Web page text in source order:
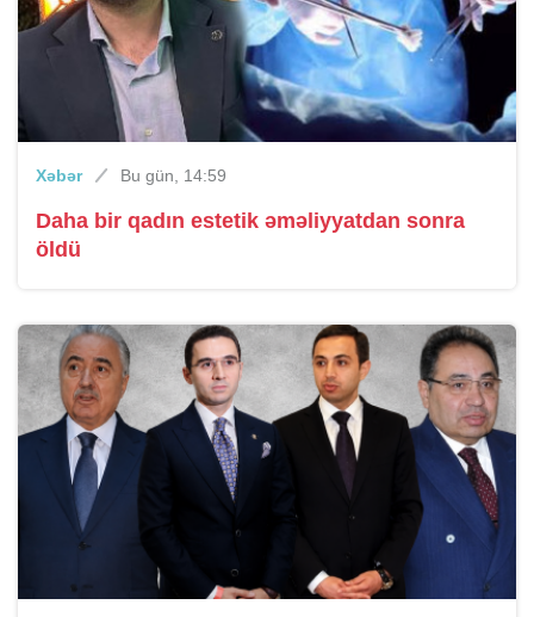
Xəbər Bu gün, 14:59
Daha bir qadın estetik əməliyyatdan sonra
öldü